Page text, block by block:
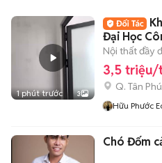
1 phút trước 3
Đại Học
Nội thất đầy
3,5 triệu/
Q. Tân Phú
Hữu Phước
Chó Đốm